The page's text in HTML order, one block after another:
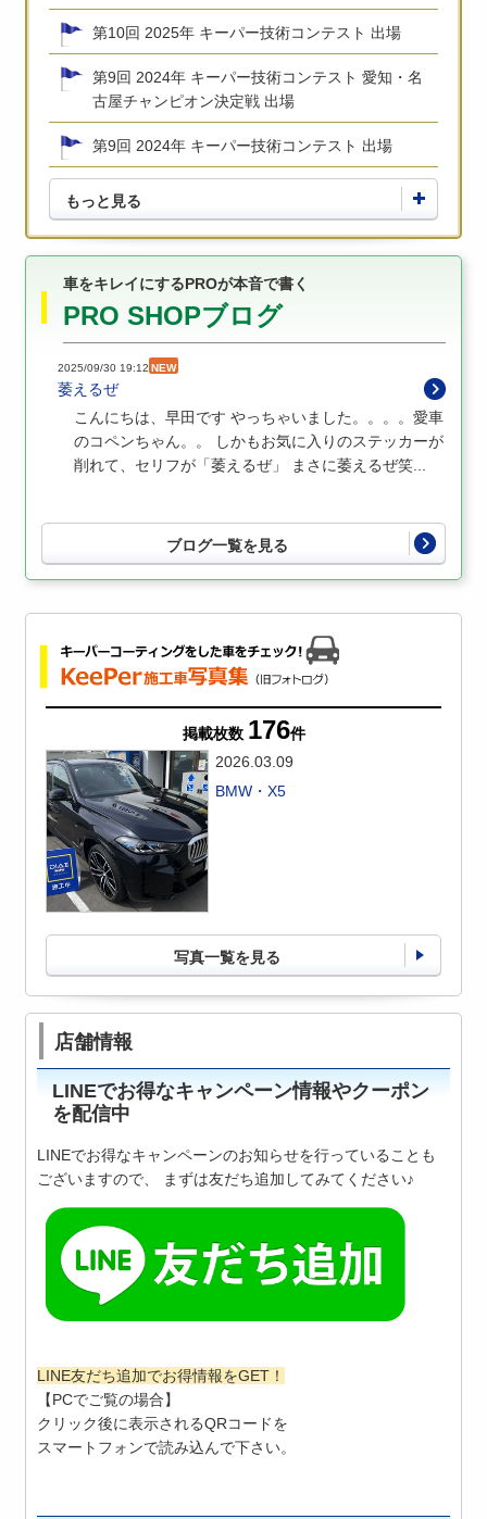
第10回 2025年 キーパー技術コンテスト 出場
第9回 2024年 キーパー技術コンテスト 愛知・名
古屋チャンピオン決定戦 出場
第9回 2024年 キーパー技術コンテスト 出場
もっと見る
車をキレイにするPROが本音で書く
PRO SHOPブログ
2025/09/30 19:12 NEW
萎えるぜ
こんにちは、早田です やっちゃいました。。。。愛車
のコペンちゃん。。 しかもお気に入りのステッカーが
削れて、セリフが「萎えるぜ」 まさに萎えるぜ笑...
ブログ一覧を見る
掲載枚数 176件
2026.03.09
BMW・X5
写真一覧を見る
店舗情報
LINEでお得なキャンペーン情報やクーポン
を配信中
LINEでお得なキャンペーンのお知らせを行っていることも
ございますので、 まずは友だち追加してみてください♪
LINE友だち追加でお得情報をGET！
【PCでご覧の場合】
クリック後に表示されるQRコードを
スマートフォンで読み込んで下さい。